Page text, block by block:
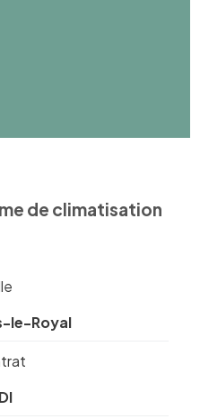
de climatisation
le-Royal